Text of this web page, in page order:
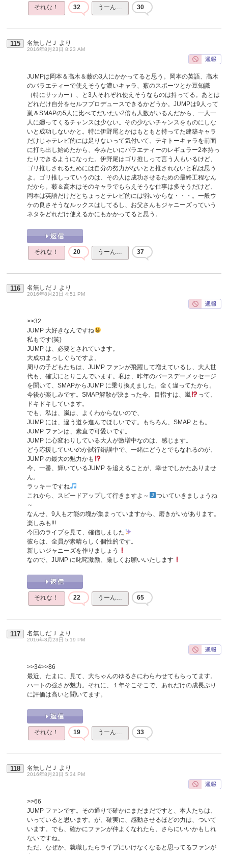
それな！ 32 うーん… 30
115 名無しだＪ より
2016年8月23日 8:23 AM
JUMPは岡本＆高木＆薮の3人にかかってると思う。岡本の英語、高木
のバラエティーで使えそうな濃いキャラ、薮のスポーツとか豆知識
（特にサッカー）、と3人それぞれ使えそうなものは持ってる。あとは
どれだけ自分をセルフプロデュースできるかどうか。JUMPは9人って
嵐＆SMAPの5人に比べてだいたい2倍も人数がいるんだから、一人一
人に廻ってくるチャンスは少ない。その少ないチャンスをものにしな
いと成功しないかと。特に伊野尾とかはもともと持ってた建築キャラ
だけじゃテレビ的には足りないって気付いて、テキトーキャラを前面
に打ち出し始めたから、今みたいにバラエティーのレギュラー2本持っ
たりできるようになった。伊野尾はゴリ推しって言う人もいるけど、
ゴリ推しされるためには自分の努力がないとと推されないと私は思う
よ。ゴリ推しっていうのは、その人は成功させるための最終工程なん
だから。薮＆高木はそのキャラでもらえそうな仕事は多そうだけど、
岡本は英語だけだとちょっとテレビ的には弱いからな・・・。一般ウ
ケの良さそうなルックスはしてるし、お父さんもジャニーズっていう
ネタをどれだけ使えるかにもかかってると思う。
それな！ 20 うーん… 37
116 名無しだＪ より
2016年8月23日 4:51 PM
>>32
JUMP 大好きなんですね
私もです(笑)
JUMP は、必要とされています。
大成功まっしぐらですよ。
周りの子どもたちは、JUMP ファンが飛躍して増えているし、大人世
代も、確実にとりこんでいます。私は、昨年のバースデーメッセージ
を聞いて、SMAPからJUMP に乗り換えました。全く違ってたから。
今後が楽しみです。SMAP解散が決まった今、目指すは、嵐
って、
ドキドキしています。
でも、私は、嵐は、よくわからないので、
JUMP には、違う道を進んでほしいです。もちろん、SMAP とも。
JUMP ファンは、素直で可愛いです。
JUMP に心変わりしている大人が激増中なのは、感じます。
どう応援していいのか試行錯誤中で、一緒にどうとでもなれるのが、
JUMP の最大の魅力かも
今、一番、輝いているJUMP を追えることが、幸せでしかたありませ
ん。
ラッキーですね
これから、スピードアップして行きますよ～
ついていきましょうね
～
なんせ、9人も才能の塊が集まっていますから、磨きがいがあります。
楽しみも!!!
今回のライブを見て、確信しました
彼らは、全員が素晴らしく個性的です。
新しいジャニーズを作りましょう
なので、JUMP に叱咤激励、厳しくお願いいたします
それな！ 22 うーん… 65
117 名無しだＪ より
2016年8月23日 5:19 PM
>>34>>86
最近、たまに、見て、大ちゃんのゆるさにわらわせてもらってます。
ハートの強さが魅力。それに、１年そこそこで、あれだけの成長ぶり
に評価は高いと聞いてます。
それな！ 19 うーん… 33
118 名無しだＪ より
2016年8月23日 5:34 PM
>>66
JUMP ファンです。その通りで確かにまだまだですと、本人たちは、
いっていると思います。が、確実に、感動させるほどの力は、ついて
います。でも、確かにファンが仲よくなれたら、さらにいいかもしれ
ないですね。
ただ、なぜか、就職したらライブにいけなくなると思ってるファンが